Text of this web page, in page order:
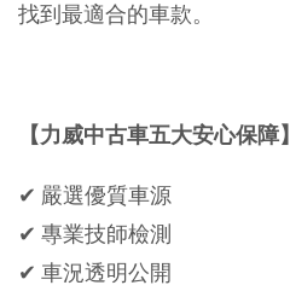
找到最適合的車款。
【力威中古車五大安心保障】
✔ 嚴選優質車源
✔ 專業技師檢測
✔ 車況透明公開